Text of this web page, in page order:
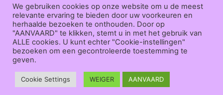
KLANTENSERVICE
Over
ons|Bedrijfsgegevens| F.A.Q.|Bestelprocedure | Betaling
ending | Retourneren|Herroepingsrecht|Herroepingsfunctie
ederverkoop|Bedrukken|Contact
Algemene voorwaarden
Maxisafety.nl © 2026
We gebruiken cookies op onze website om u de meest
relevante ervaring te bieden door uw voorkeuren en
herhaalde bezoeken te onthouden. Door op
"AANVAARD" te klikken, stemt u in met het gebruik van
ALLE cookies. U kunt echter "Cookie-instellingen"
bezoeken om een gecontroleerde toestemming te
geven.
Cookie Settings WEIGER AANVAARD